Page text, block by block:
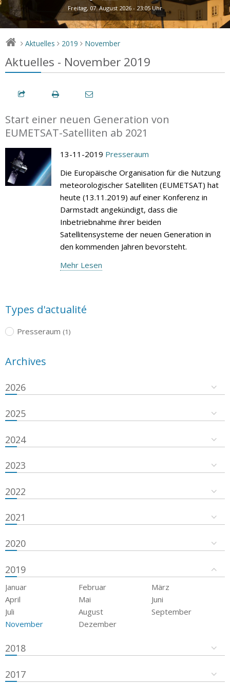
Freitag, 07. August 2026 - 23:05 Uhr
> Aktuelles > 2019 > November
Aktuelles - November 2019
Start einer neuen Generation von
EUMETSAT-Satelliten ab 2021
13-11-2019 Presseraum
Die Europäische Organisation für die Nutzung
meteorologischer Satelliten (EUMETSAT) hat
heute (13.11.2019) auf einer Konferenz in
Darmstadt angekündigt, dass die
Inbetriebnahme ihrer beiden
Satellitensysteme der neuen Generation in
den kommenden Jahren bevorsteht.
Mehr Lesen
Types d'actualité
Presseraum (1)
Archives
2026
2025
2024
2023
2022
2021
2020
2019
Januar Februar
März
April
Mai
Juni
Juli
August
September
November
Dezember
2018
2017